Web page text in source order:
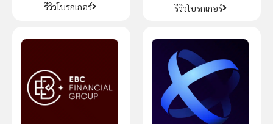
รีวิวโบรกเกอร์ รีวิวโบรกเกอร์